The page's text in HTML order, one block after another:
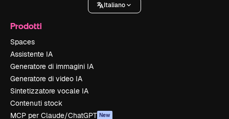
Italiano
Prodotti
Spaces
Assistente IA
Generatore di immagini IA
Generatore di video IA
Sintetizzatore vocale IA
Contenuti stock
MCP per Claude/ChatGPT New